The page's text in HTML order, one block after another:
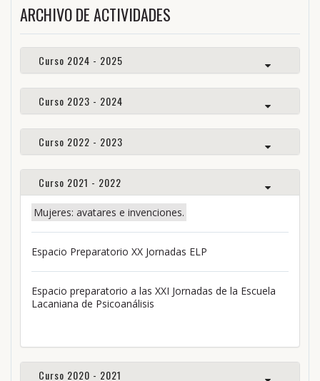
ARCHIVO DE ACTIVIDADES
Curso 2024 - 2025
Curso 2023 - 2024
Curso 2022 - 2023
Curso 2021 - 2022
Mujeres: avatares e invenciones.
Espacio Preparatorio XX Jornadas ELP
Espacio preparatorio a las XXI Jornadas de la Escuela
Lacaniana de Psicoanálisis
Curso 2020 - 2021